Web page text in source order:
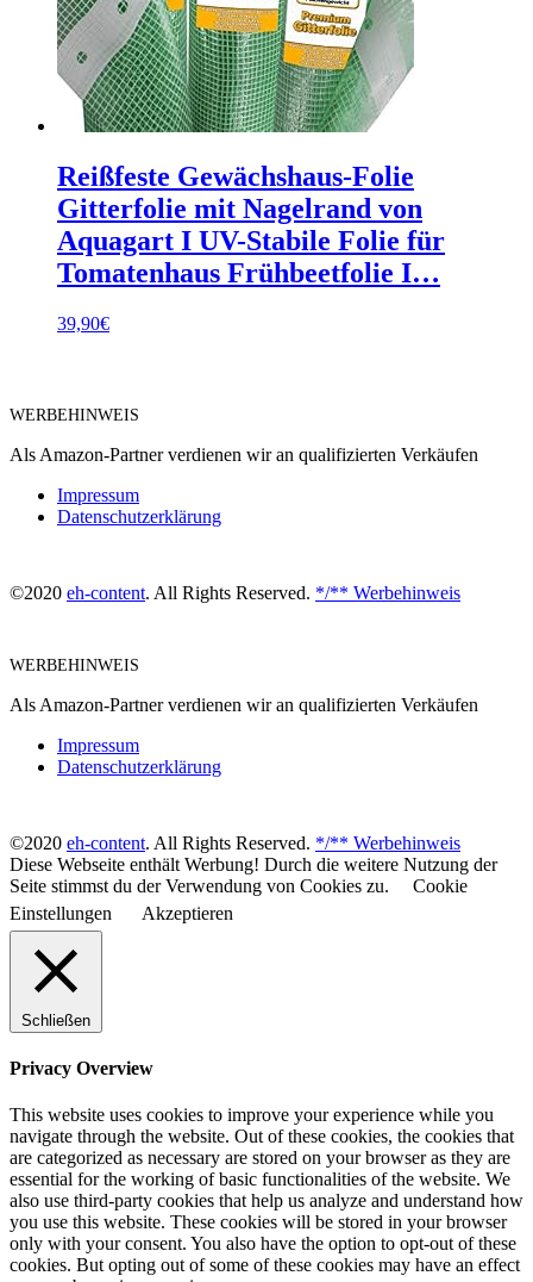
Reißfeste Gewächshaus-Folie
Gitterfolie mit Nagelrand von
Aquagart I UV-Stabile Folie für
Tomatenhaus Frühbeetfolie I…
39,90€
WERBEHINWEIS
Als Amazon-Partner verdienen wir an qualifizierten Verkäufen
Impressum
Datenschutzerklärung
©2020 eh-content. All Rights Reserved. */** Werbehinweis
WERBEHINWEIS
Als Amazon-Partner verdienen wir an qualifizierten Verkäufen
Impressum
Datenschutzerklärung
©2020 eh-content. All Rights Reserved. */** Werbehinweis
Diese Webseite enthält Werbung! Durch die weitere Nutzung der
Seite stimmst du der Verwendung von Cookies zu.
Cookie
Einstellungen
Akzeptieren
Schließen
Privacy Overview
This website uses cookies to improve your experience while you
navigate through the website. Out of these cookies, the cookies that
are categorized as necessary are stored on your browser as they are
essential for the working of basic functionalities of the website. We
also use third-party cookies that help us analyze and understand how
you use this website. These cookies will be stored in your browser
only with your consent. You also have the option to opt-out of these
cookies. But opting out of some of these cookies may have an effect